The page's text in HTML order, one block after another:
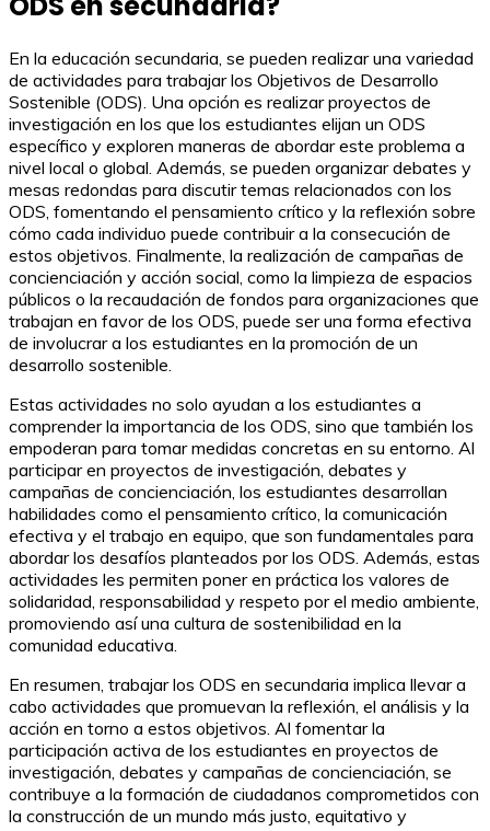
En la educación secundaria, se pueden realizar una variedad
de actividades para trabajar los Objetivos de Desarrollo
Sostenible (ODS). Una opción es realizar proyectos de
investigación en los que los estudiantes elijan un ODS
específico y exploren maneras de abordar este problema a
nivel local o global. Además, se pueden organizar debates y
mesas redondas para discutir temas relacionados con los
ODS, fomentando el pensamiento crítico y la reflexión sobre
cómo cada individuo puede contribuir a la consecución de
estos objetivos. Finalmente, la realización de campañas de
concienciación y acción social, como la limpieza de espacios
públicos o la recaudación de fondos para organizaciones que
trabajan en favor de los ODS, puede ser una forma efectiva
de involucrar a los estudiantes en la promoción de un
desarrollo sostenible.
Estas actividades no solo ayudan a los estudiantes a
comprender la importancia de los ODS, sino que también los
empoderan para tomar medidas concretas en su entorno. Al
participar en proyectos de investigación, debates y
campañas de concienciación, los estudiantes desarrollan
habilidades como el pensamiento crítico, la comunicación
efectiva y el trabajo en equipo, que son fundamentales para
abordar los desafíos planteados por los ODS. Además, estas
actividades les permiten poner en práctica los valores de
solidaridad, responsabilidad y respeto por el medio ambiente,
promoviendo así una cultura de sostenibilidad en la
comunidad educativa.
En resumen, trabajar los ODS en secundaria implica llevar a
cabo actividades que promuevan la reflexión, el análisis y la
acción en torno a estos objetivos. Al fomentar la
participación activa de los estudiantes en proyectos de
investigación, debates y campañas de concienciación, se
contribuye a la formación de ciudadanos comprometidos con
la construcción de un mundo más justo, equitativo y